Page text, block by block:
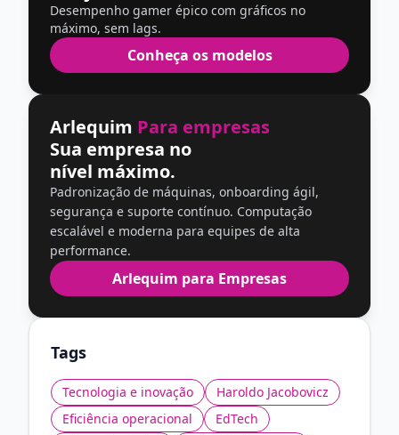
Desempenho gamer épico com gráficos no
máximo, sem lags.
Conheça os modelos
Arlequim Para empresas
Sua empresa no
nível máximo.
Padronização de máquinas, onboarding ágil,
segurança e suporte contínuo. Computação
escalável e moderna para equipes de alta
performance.
Arlequim para Empresas
Tags
Tecnologia e inovação
Haroldo Jacobovicz
Eficiência operacional
EdTech